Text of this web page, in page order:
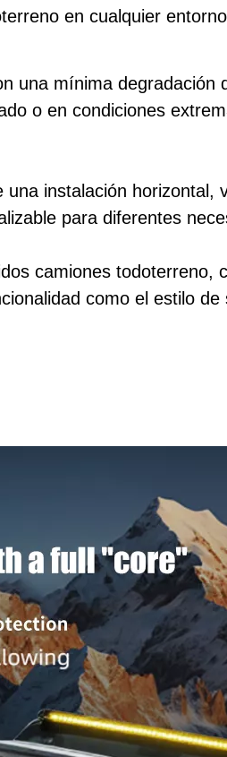
en cualquier
una mínima
o en condiciones
instalación
para diferentes
camiones
como el estilo de